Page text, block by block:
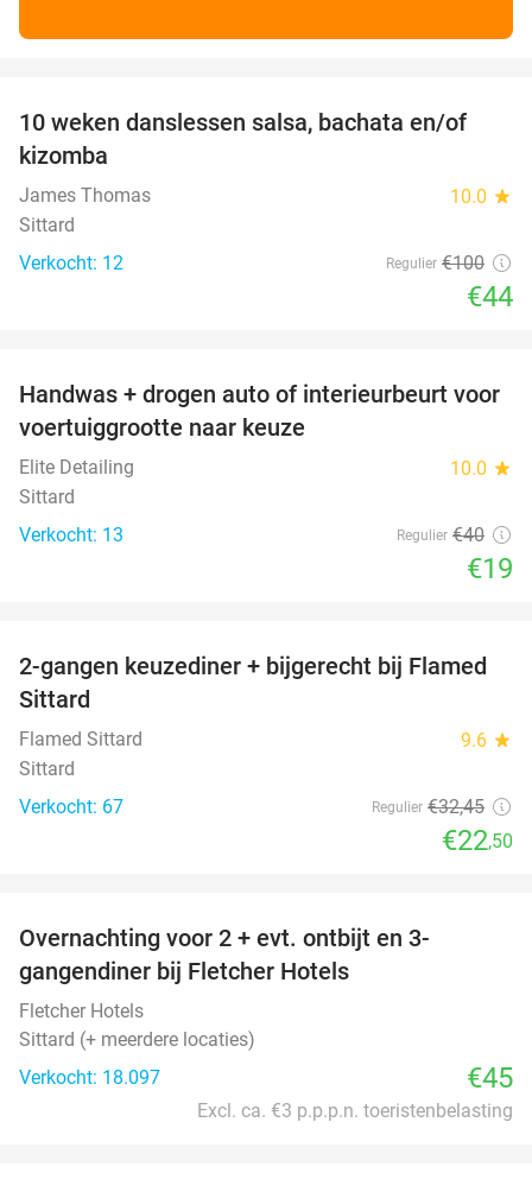
56%
10 weken danslessen salsa, bachata en/of
kizomba
James Thomas 10.0 star
Sittard
Verkocht: 12
Regulier €100
€44
53%
Handwas + drogen auto of interieurbeurt voor
voertuiggrootte naar keuze
Elite Detailing 10.0 star
Sittard
Verkocht: 13
Regulier €40
€19
31%
2-gangen keuzediner + bijgerecht bij Flamed
Sittard
Flamed Sittard 9.6 star
Sittard
Verkocht: 67
Regulier €32,45
€22,50
Overnachting voor 2 + evt. ontbijt en 3-
gangendiner bij Fletcher Hotels
Fletcher Hotels
Sittard (+ meerdere locaties)
Verkocht: 18.097
€45
Excl. ca. €3 p.p.p.n. toeristenbelasting